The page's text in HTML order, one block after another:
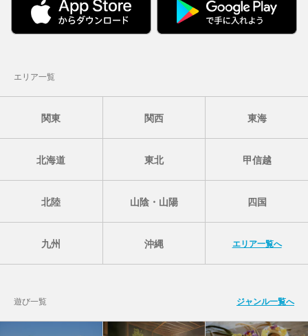
エリア一覧
関東 関西 東海
北海道 東北 甲信越
北陸 山陰・山陽 四国
九州 沖縄 エリア一覧へ
遊び一覧 ジャンル一覧へ